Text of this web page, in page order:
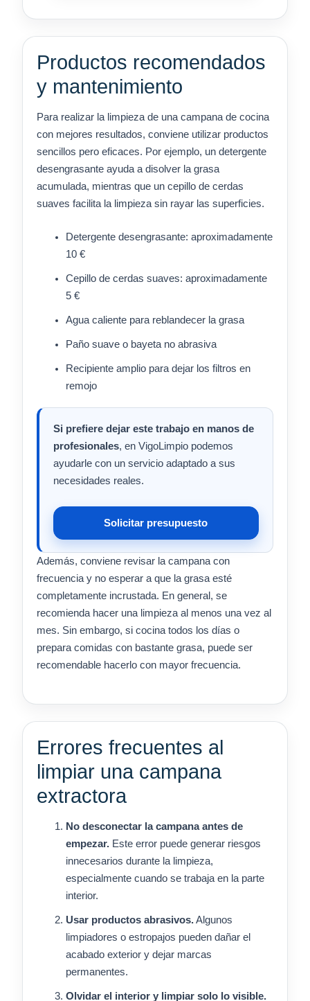
Productos recomendados
y mantenimiento
Para realizar la limpieza de una campana de cocina
con mejores resultados, conviene utilizar productos
sencillos pero eficaces. Por ejemplo, un detergente
desengrasante ayuda a disolver la grasa
acumulada, mientras que un cepillo de cerdas
suaves facilita la limpieza sin rayar las superficies.
Detergente desengrasante: aproximadamente
10 €
Cepillo de cerdas suaves: aproximadamente
5 €
Agua caliente para reblandecer la grasa
Paño suave o bayeta no abrasiva
Recipiente amplio para dejar los filtros en
remojo
Si prefiere dejar este trabajo en manos de
profesionales, en VigoLimpio podemos
ayudarle con un servicio adaptado a sus
necesidades reales.
Solicitar presupuesto
Además, conviene revisar la campana con
frecuencia y no esperar a que la grasa esté
completamente incrustada. En general, se
recomienda hacer una limpieza al menos una vez al
mes. Sin embargo, si cocina todos los días o
prepara comidas con bastante grasa, puede ser
recomendable hacerlo con mayor frecuencia.
Errores frecuentes al
limpiar una campana
extractora
No desconectar la campana antes de
empezar. Este error puede generar riesgos
innecesarios durante la limpieza,
especialmente cuando se trabaja en la parte
interior.
Usar productos abrasivos.Algunos
limpiadores o estropajos pueden dañar el
acabado exterior y dejar marcas
permanentes.
Olvidar el interior y limpiar solo lo visible.